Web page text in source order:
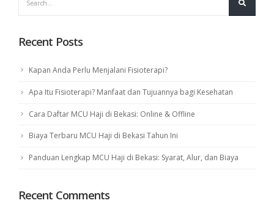
Recent Posts
Kapan Anda Perlu Menjalani Fisioterapi?
Apa Itu Fisioterapi? Manfaat dan Tujuannya bagi Kesehatan
Cara Daftar MCU Haji di Bekasi: Online & Offline
Biaya Terbaru MCU Haji di Bekasi Tahun Ini
Panduan Lengkap MCU Haji di Bekasi: Syarat, Alur, dan Biaya
Recent Comments